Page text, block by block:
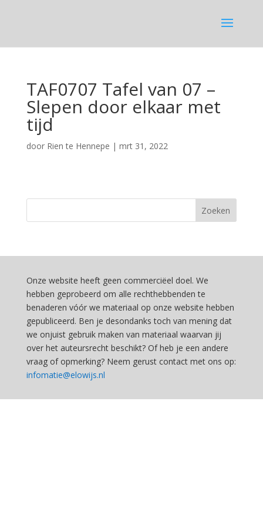
TAF0707 Tafel van 07 –
Slepen door elkaar met
tijd
door Rien te Hennepe | mrt 31, 2022
Onze website heeft geen commerciëel doel. We
hebben geprobeerd om alle rechthebbenden te
benaderen vóór we materiaal op onze website hebben
gepubliceerd. Ben je desondanks toch van mening dat
we onjuist gebruik maken van materiaal waarvan jij
over het auteursrecht beschikt? Of heb je een andere
vraag of opmerking? Neem gerust contact met ons op:
infomatie@elowijs.nl